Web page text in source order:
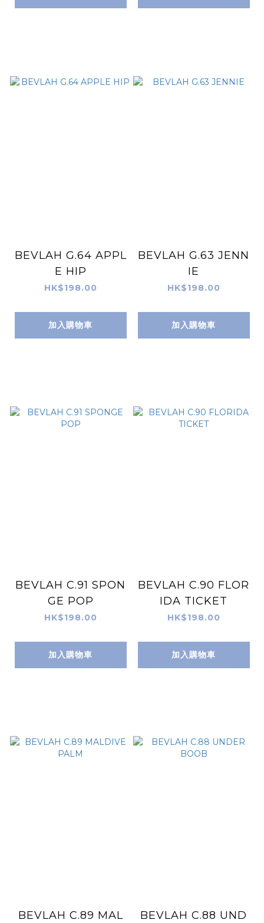
BEVLAH G.64 APPL
E HIP
HK$198.00
加入購物車
BEVLAH G.63 JENN
IE
HK$198.00
加入購物車
BEVLAH C.91 SPON
GE POP
HK$198.00
加入購物車
BEVLAH C.90 FLOR
IDA TICKET
HK$198.00
加入購物車
BEVLAH C.89 MAL
BEVLAH C.88 UND